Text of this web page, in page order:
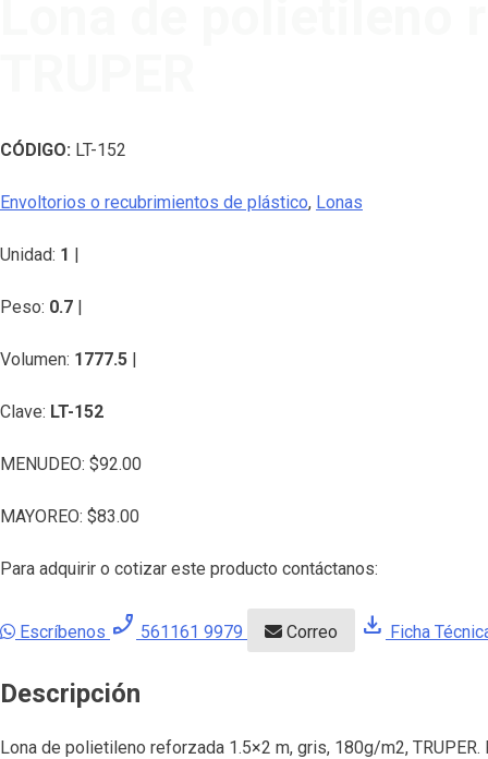
CÓDIGO: LT-152
Envoltorios o recubrimientos de plástico, Lonas
Unidad: 1
Peso: 0.7
Volumen: 1777.5
Clave: LT-152
MENUDEO: $92.00
MAYOREO: $83.00
Para adquirir o cotizar este producto contáctanos:
Escríbenos phone_enabled 561161 9979 Correo download Ficha
Descripción
Lona de polietileno reforzada 1.5×2 m, gris, 180g/m2,